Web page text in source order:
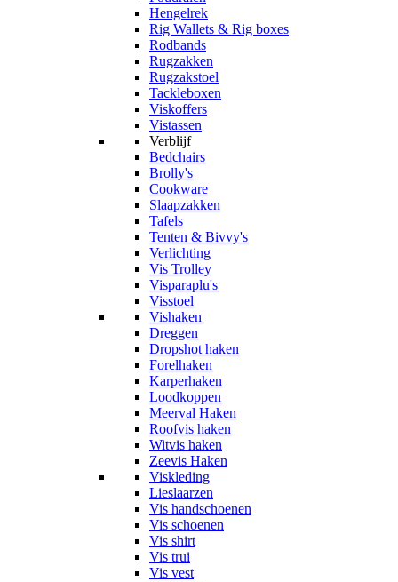
Hengelrek
Rig Wallets & Rig boxes
Rodbands
Rugzakken
Rugzakstoel
Tackleboxen
Viskoffers
Vistassen
Verblijf
Bedchairs
Brolly's
Cookware
Slaapzakken
Tafels
Tenten & Bivvy's
Verlichting
Vis Trolley
Visparaplu's
Visstoel
Vishaken
Dreggen
Dropshot haken
Forelhaken
Karperhaken
Loodkoppen
Meerval Haken
Roofvis haken
Witvis haken
Zeevis Haken
Viskleding
Lieslaarzen
Vis handschoenen
Vis schoenen
Vis shirt
Vis trui
Vis vest